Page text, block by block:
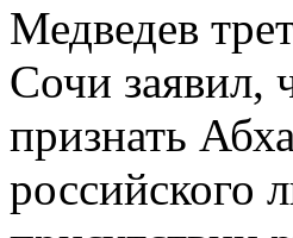
Медведев
Сочи заявил,
признать
российского